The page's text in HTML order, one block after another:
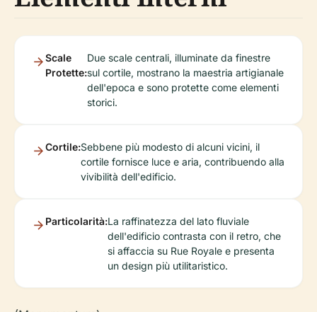
Scale
Protette:
Due scale centrali, illuminate da finestre
sul cortile, mostrano la maestria artigianale
dell'epoca e sono protette come elementi
storici.
Cortile:Sebbene più modesto di alcuni vicini, il
cortile fornisce luce e aria, contribuendo alla
vivibilità dell'edificio.
Particolarità:La raffinatezza del lato fluviale
dell'edificio contrasta con il retro, che
si affaccia su Rue Royale e presenta
un design più utilitaristico.